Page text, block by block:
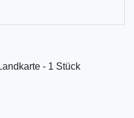
- 1 Stück